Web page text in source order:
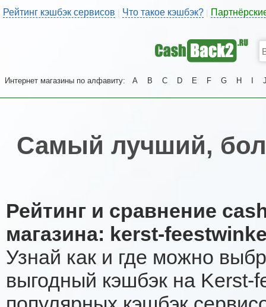
Рейтинг кэшбэк сервисов | Что такое кэшбэк?
Интернет магазины по алфавиту: A B C D E F G H
Самый лучший,
Рейтинг и сравнение
магазина: kerst-
Узнай как и где можно
выгодный кэшбэк на